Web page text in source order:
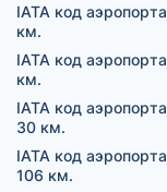
IATA код аэропорта
км.
IATA код аэропорта
км.
IATA код аэропорта
30 км.
IATA код аэропорта
106 км.